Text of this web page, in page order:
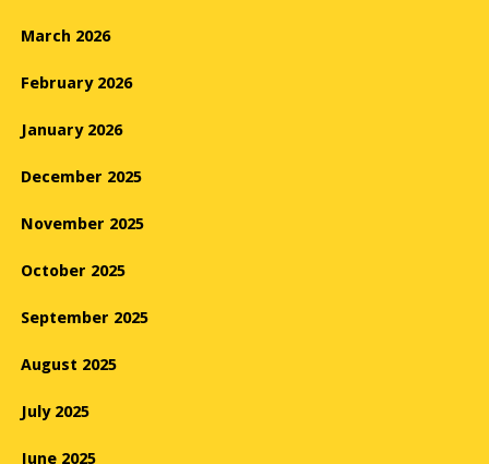
March 2026
February 2026
January 2026
December 2025
November 2025
October 2025
September 2025
August 2025
July 2025
June 2025